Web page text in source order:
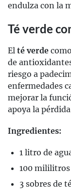
endulza con la
Té verde
El té verde
de
riesgo a
enfermedades
mejorar la
apoya la
Ingredientes:
1 litro de
100 mililitros
3 sobres de